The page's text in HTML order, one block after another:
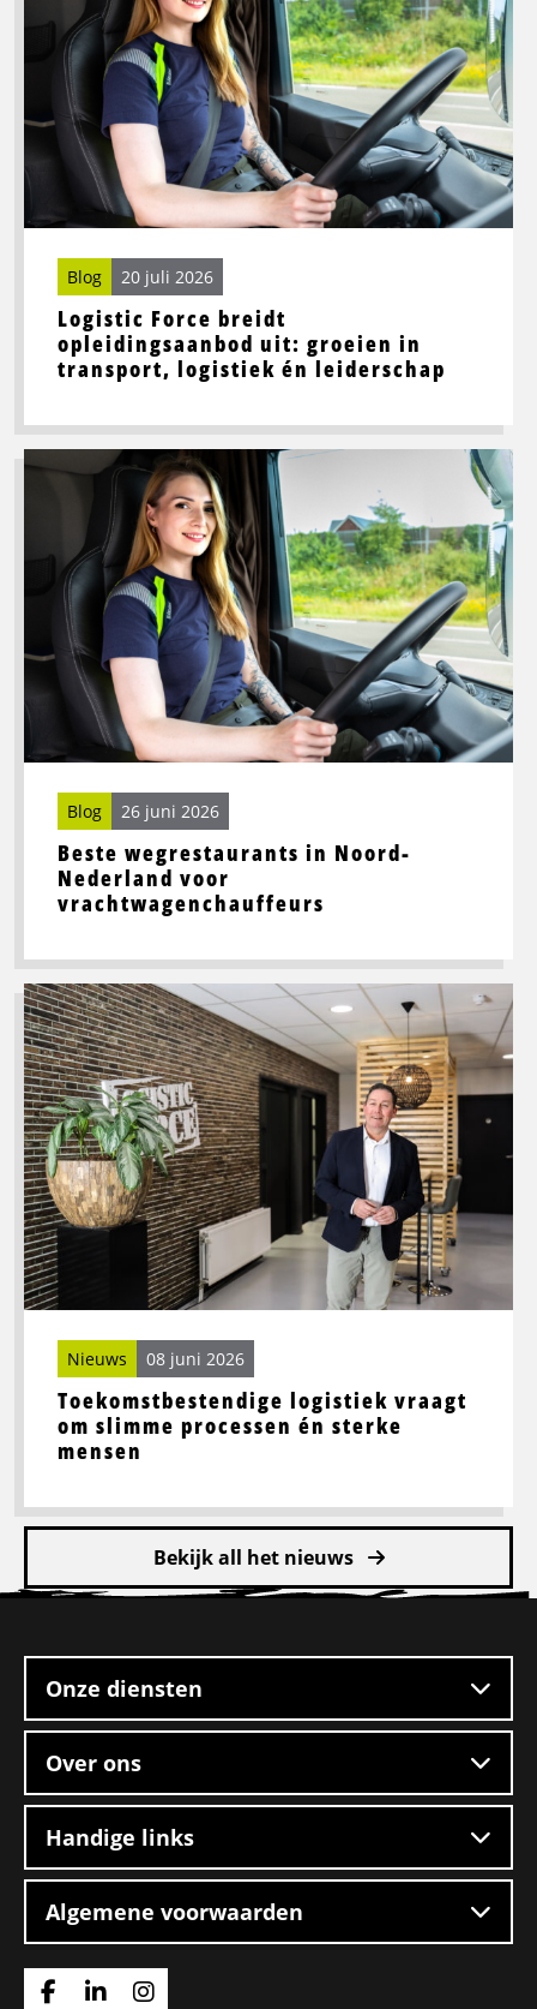
Logistic Force breidt
opleidingsaanbod uit: groeien in
transport, logistiek én leiderschap
Blog 20 juli 2026
Logistic
Force
breidt
opleidingsaanbod
uit:
groeien
in
transport,
leiderschap
Beste wegrestaurants in Noord-
Nederland voor
vrachtwagenchauffeurs
Blog 26 juni 2026
Lees
Beste
wegrestaurants
Noord-
Nederland
voor
vrachtwagenchauffeurs
Toekomstbestendige logistiek vraagt
om slimme processen én sterke
mensen
Nieuws 08 juni 2026
Lees
meer
over
Toekomstbestendige
logistiek
vraagt
om
slimme
processen
én
sterke
mensen
Bekijk all het nieuws
footer
Onze diensten
Over ons
Handige links
Algemene voorwaarden